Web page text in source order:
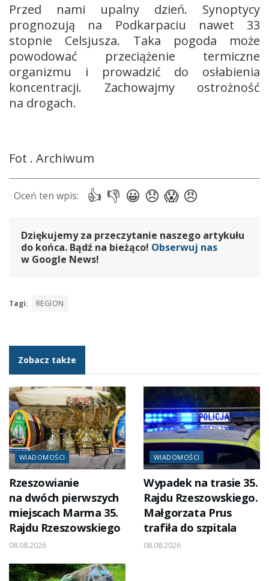
Przed nami upalny dzień. Synoptycy
prognozują na Podkarpaciu nawet 33
stopnie Celsjusza. Taka pogoda może
powodować przeciążenie termiczne
organizmu i prowadzić do osłabienia
koncentracji. Zachowajmy ostrożność
na drogach.
Fot . Archiwum
Dziękujemy za przeczytanie naszego artykułu
do końca. Bądź na bieżąco! Obserwuj nas
w Google News!
Tagi: REGION
Zobacz także
WIADOMOŚCI
Rzeszowianie
na dwóch pierwszych
miejscach Marma 35.
Rajdu Rzeszowskiego
08.08.2026
WIADOMOŚCI
Wypadek na trasie 35.
Rajdu Rzeszowskiego.
Małgorzata Prus
trafiła do szpitala
08.08.2026